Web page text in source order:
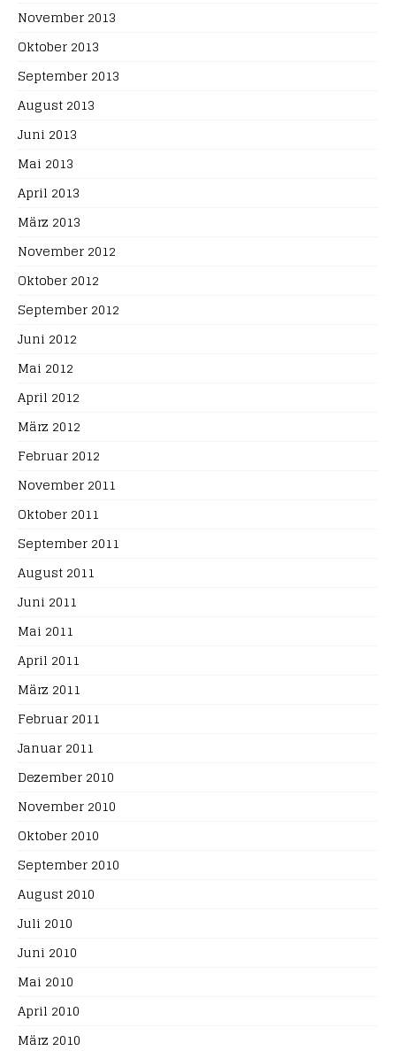
November 2013
Oktober 2013
September 2013
August 2013
Juni 2013
Mai 2013
April 2013
März 2013
November 2012
Oktober 2012
September 2012
Juni 2012
Mai 2012
April 2012
März 2012
Februar 2012
November 2011
Oktober 2011
September 2011
August 2011
Juni 2011
Mai 2011
April 2011
März 2011
Februar 2011
Januar 2011
Dezember 2010
November 2010
Oktober 2010
September 2010
August 2010
Juli 2010
Juni 2010
Mai 2010
April 2010
März 2010